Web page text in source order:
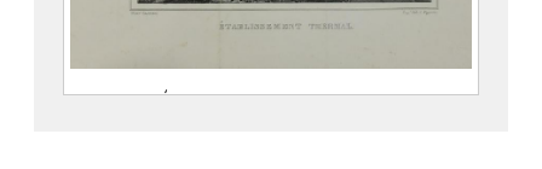
Allevard. Établissement thermal.